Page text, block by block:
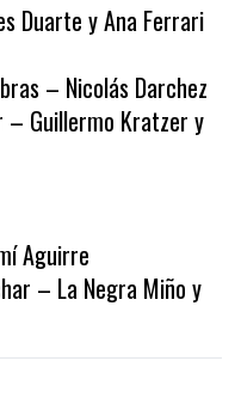
Duarte y Ana Ferrari
– Nicolás Darchez
– Guillermo Kratzer y
Aguirre
– La Negra Miño y